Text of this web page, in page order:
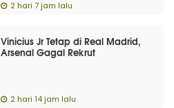
2 hari 7 jam lalu
Vinicius Jr Tetap di Real Madrid,
Arsenal Gagal Rekrut
2 hari 14 jam lalu